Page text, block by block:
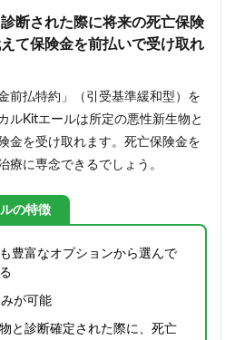
断された際に将来の死亡保険
て保険金を前払いで受け取れ
前払特約」（引受基準緩和型）を
ルKitエールは所定の悪性新生物と
金を受け取れます。死亡保険金を
療に専念できるでしょう。
の特徴
豊富なオプションから選んで
が可能
と診断確定された際に、死亡